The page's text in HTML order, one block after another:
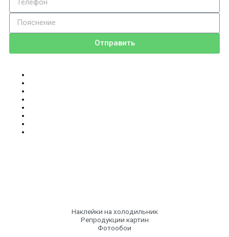
Отправить
Наклейки на холодильник
Репродукции картин
Фотообои